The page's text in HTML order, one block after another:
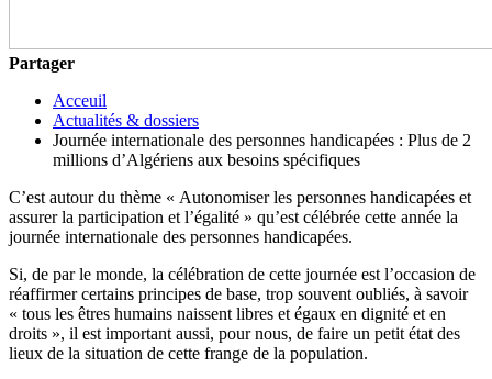
Partager
Acceuil
Actualités & dossiers
Journée internationale des personnes handicapées : Plus de 2
millions d’Algériens aux besoins spécifiques
C’est autour du thème « Autonomiser les personnes handicapées et
assurer la participation et l’égalité » qu’est célébrée cette année la
journée internationale des personnes handicapées.
Si, de par le monde, la célébration de cette journée est l’occasion de
réaffirmer certains principes de base, trop souvent oubliés, à savoir
« tous les êtres humains naissent libres et égaux en dignité et en
droits », il est important aussi, pour nous, de faire un petit état des
lieux de la situation de cette frange de la population.